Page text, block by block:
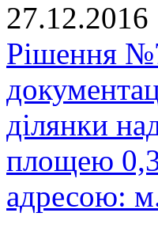
27.12.2016
Рішення
ділянки
площею
адресою: